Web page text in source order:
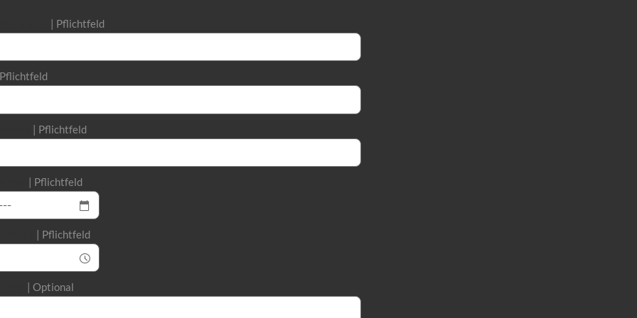
Pflichtfeld
Pflichtfeld
Pflichtfeld
Pflichtfeld
Pflichtfeld
Optional